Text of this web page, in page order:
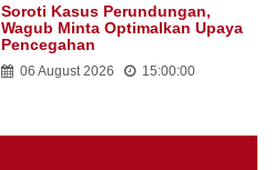
Soroti Kasus Perundungan,
Wagub Minta Optimalkan Upaya
Pencegahan
06 August 2026 15:00:00